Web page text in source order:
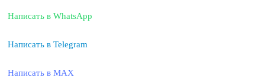
Написать в WhatsApp
Написать в Telegram
Написать в MAX